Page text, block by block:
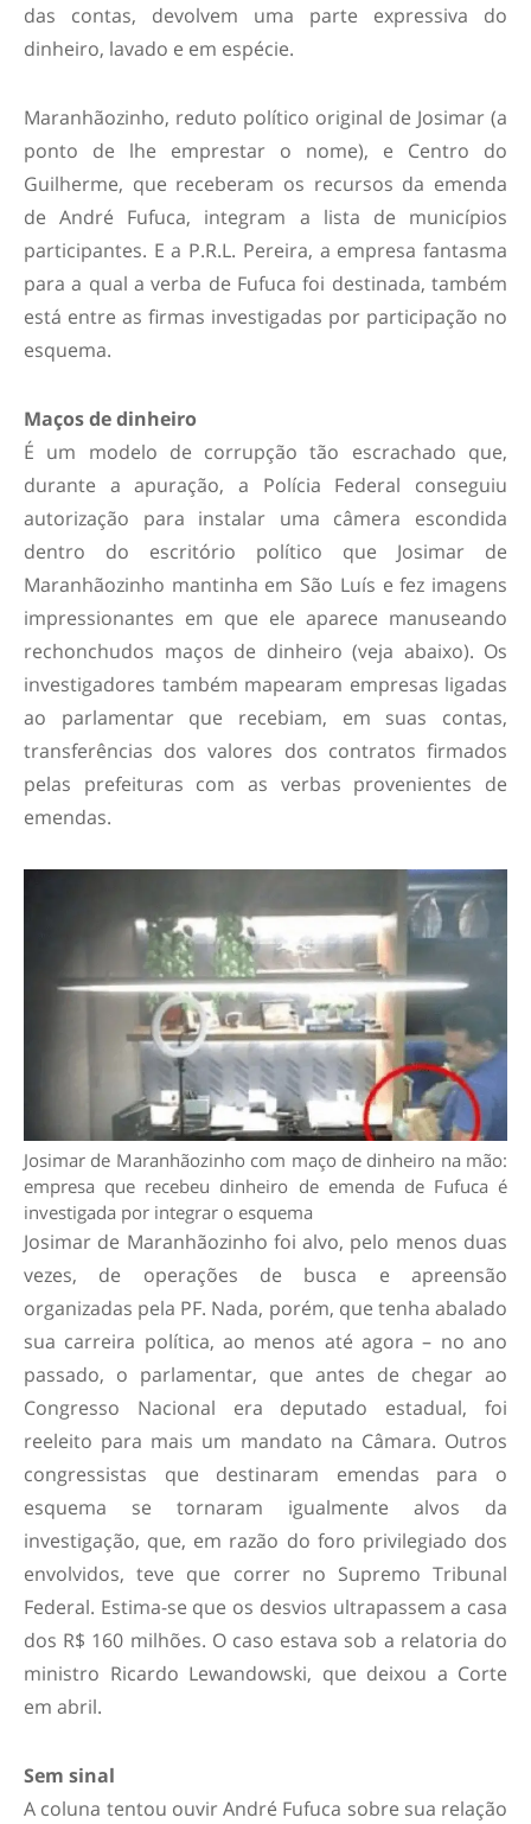
das contas, devolvem uma parte expressiva do
dinheiro, lavado e em espécie.
Maranhãozinho, reduto político original de Josimar (a
ponto de lhe emprestar o nome), e Centro do
Guilherme, que receberam os recursos da emenda
de André Fufuca, integram a lista de municípios
participantes. E a P.R.L. Pereira, a empresa fantasma
para a qual a verba de Fufuca foi destinada, também
está entre as firmas investigadas por participação no
esquema.
Maços de dinheiro
É um modelo de corrupção tão escrachado que,
durante a apuração, a Polícia Federal conseguiu
autorização para instalar uma câmera escondida
dentro do escritório político que Josimar de
Maranhãozinho mantinha em São Luís e fez imagens
impressionantes em que ele aparece manuseando
rechonchudos maços de dinheiro (veja abaixo). Os
investigadores também mapearam empresas ligadas
ao parlamentar que recebiam, em suas contas,
transferências dos valores dos contratos firmados
pelas prefeituras com as verbas provenientes de
emendas.
Josimar de Maranhãozinho com maço de dinheiro na mão:
empresa que recebeu dinheiro de emenda de Fufuca é
investigada por integrar o esquema
Josimar de Maranhãozinho foi alvo, pelo menos duas
vezes, de operações de busca e apreensão
organizadas pela PF. Nada, porém, que tenha abalado
sua carreira política, ao menos até agora – no ano
passado, o parlamentar, que antes de chegar ao
Congresso Nacional era deputado estadual, foi
reeleito para mais um mandato na Câmara. Outros
congressistas que destinaram emendas para o
esquema se tornaram igualmente alvos da
investigação, que, em razão do foro privilegiado dos
envolvidos, teve que correr no Supremo Tribunal
Federal. Estima-se que os desvios ultrapassem a casa
dos R$ 160 milhões. O caso estava sob a relatoria do
ministro Ricardo Lewandowski, que deixou a Corte
em abril.
Sem sinal
A coluna tentou ouvir André Fufuca sobre sua relação